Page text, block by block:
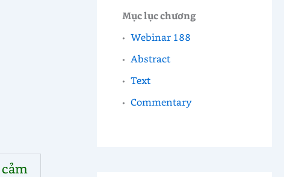
Mục lục chương
Webinar 188
Abstract
Text
Commentary